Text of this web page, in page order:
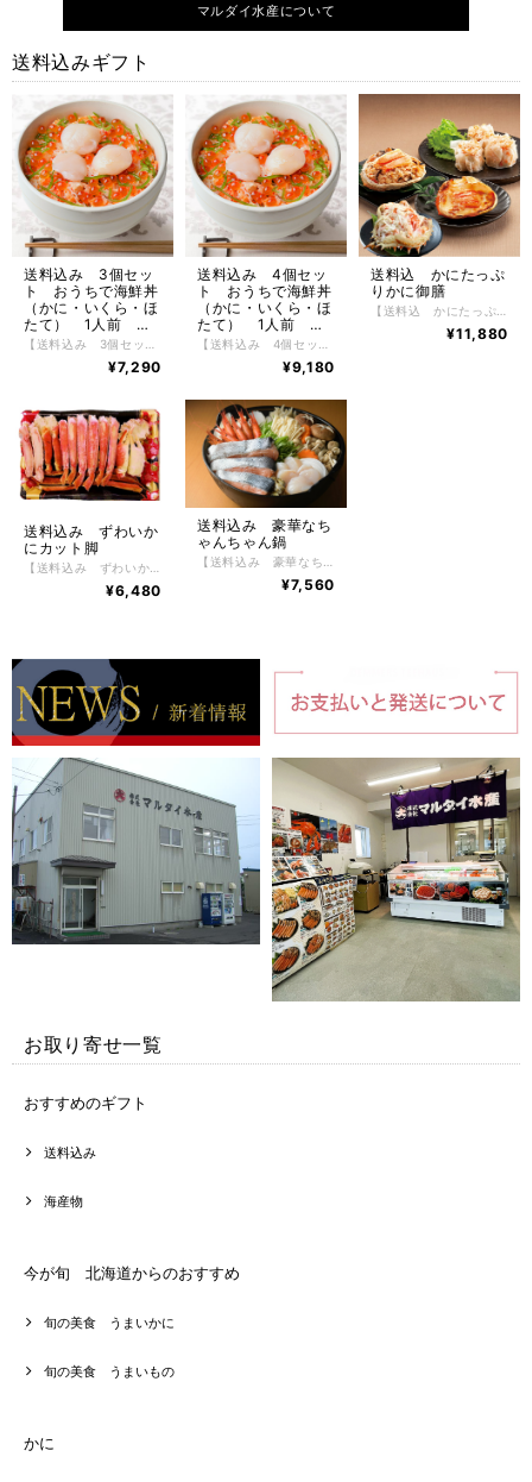
マルダイ水産について
送料込みギフト
送料込み 3個セッ
ト おうちで海鮮丼
（かに・いくら・ほ
たて） 1人前
130g×３
¥7,290
送料込み 4個セッ
ト おうちで海鮮丼
（かに・いくら・ほ
たて） 1人前
130g×４
¥9,180
送料込 かにたっぷ
りかに御膳
¥11,880
送料込み ずわいか
にカット脚
¥6,480
送料込み 豪華なち
ゃんちゃん鍋
¥7,560
お取り寄せ一覧
おすすめのギフト
送料込み
海産物
今が旬 北海道からのおすすめ
旬の美食 うまいかに
旬の美食 うまいもの
かに